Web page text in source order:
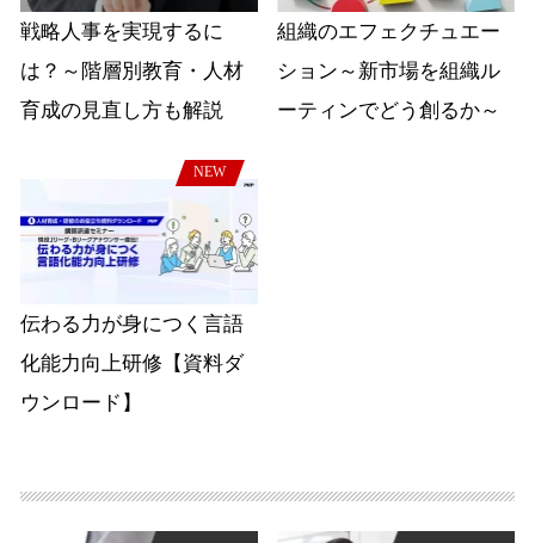
戦略人事を実現するに
は？～階層別教育・人材
育成の見直し方も解説
組織のエフェクチュエー
ション～新市場を組織ル
ーティンでどう創るか～
NEW
伝わる力が身につく言語
化能力向上研修【資料ダ
ウンロード】